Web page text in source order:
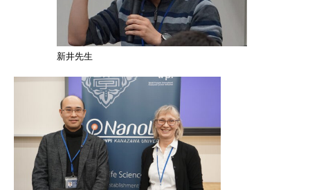
新井先生